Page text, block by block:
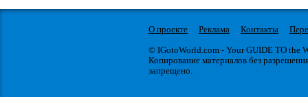
О проекте Реклама Контакты
© IGotoWorld.com - Your GUIDE TO the
Копирование материалов без
запрещено.